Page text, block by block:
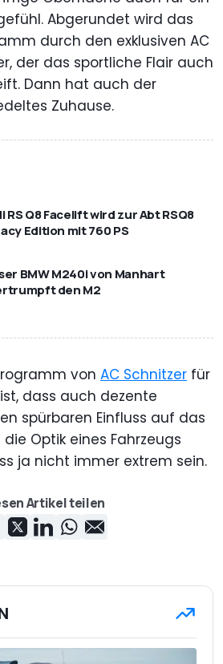
Abgerundet wird das
durch den exklusiven AC
der das sportliche Flair auch
Dann hat auch der
Zuhause.
RS Q8 Facelift wird zur Abt RSQ8
Edition mit 760 PS
BMW M240i von Manhart
den M2
von AC Schnitzer für
dass auch dezente
spürbaren Einfluss auf das
Optik eines Fahrzeugs
ja nicht immer extrem sein.
Artikel teilen